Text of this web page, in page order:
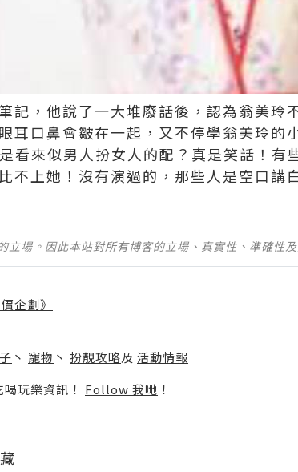
記，他說了一大堆廢話後，認為翁美玲
耳口鼻會皺在一起，又不停學翁美玲的
來似男人扮女人的配？真是笑話！有
不上她！沒有演過的，那些人是空口講
立場。因此本站對所有博客的立場、真實性、準確性
企劃》
丶 寵物 丶 扮靚攻略及 活動情報
玩樂資訊！ Follow 我哋 ！